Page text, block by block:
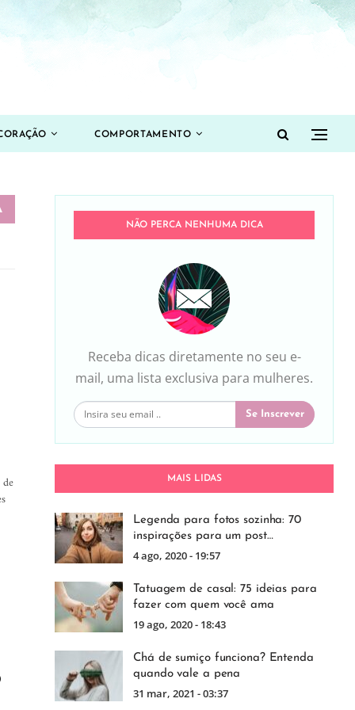
COMPORTAMENTO
NÃO PERCA NENHUMA DICA
Receba dicas diretamente no seu e-
mail, uma lista exclusiva para mulheres.
Se Inscrever
MAIS LIDAS
Legenda para fotos sozinha: 70
inspirações para um post…
4 ago, 2020 - 19:57
Tatuagem de casal: 75 ideias para
fazer com quem você ama
19 ago, 2020 - 18:43
Chá de sumiço funciona? Entenda
quando vale a pena
31 mar, 2021 - 03:37